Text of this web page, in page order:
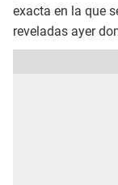
exacta en la que
reveladas ayer